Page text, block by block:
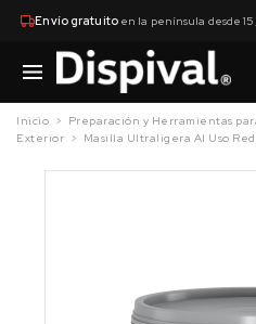
Envío gratuitoen la península desde
Inicio Preparación y Herramientas
Exterior
Masilla Ultraligera Al Uso